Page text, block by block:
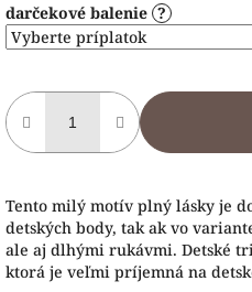
darčekové balenie ?
Tento milý motív plný lásky je
detských body, tak ak vo
ale aj dlhými rukávmi. Detské
ktorá je veľmi príjemná na